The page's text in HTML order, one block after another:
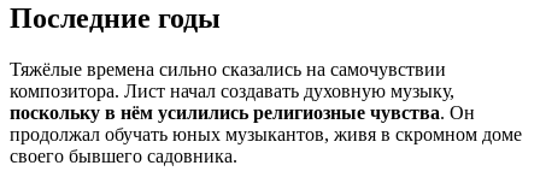
Последние годы
Тяжёлые времена сильно сказались на самочувствии
композитора. Лист начал создавать духовную музыку,
поскольку в нём усилились религиозные чувства. Он
продолжал обучать юных музыкантов, живя в скромном доме
своего бывшего садовника.